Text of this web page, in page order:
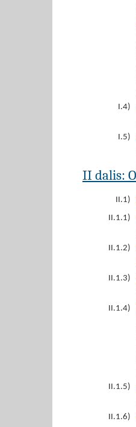
I.4)
I.5)
II dalis:
II.1)
II.1.1)
II.1.2)
II.1.3)
II.1.4)
II.1.5)
II.1.6)